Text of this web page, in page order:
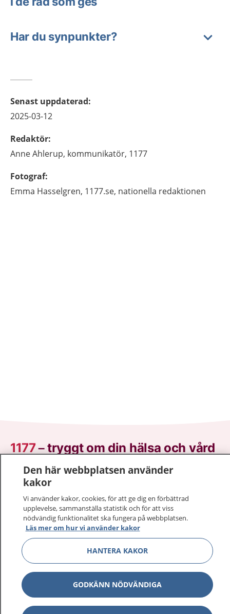
Har du synpunkter?
Senast uppdaterad:
2025-03-12
Redaktör:
AnneAhlerup, kommunikatör, 1177
Fotograf:
Emma Hasselgren, 1177.se, nationella redaktionen
1177–tryggt om din hälsa och vård
På 1177.se får du råd om hälsa och information om
sjukdomar och vilka mottagningar du kan kontakta.
Logga in för att läsa din journal och göra dina
vårdärenden. Ring telefonnummer 1177 för
sjukvårdsrådgivning dygnet runt.
1177 ger dig råd när du vill må bättre.
Visa
Den här webbplatsen använder
kakor
Vi använder kakor, cookies, för att ge dig en förbättrad
upplevelse, sammanställa statistik och för att viss
nödvändig funktionalitet ska fungera på webbplatsen.
Läs mer om hur vi använder kakor
HANTERA KAKOR
GODKÄNN NÖDVÄNDIGA